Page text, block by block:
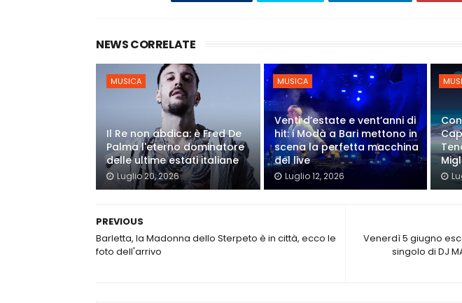
NEWS CORRELATE
MUSICA
Il Re non abdica: è Fred De
Palma l'eterno dominatore
delle ultime estati italiane
Luglio 20, 2026
MUSICA
Venti d’estate e vent’anni di
hit: i Modà a Bari mettono in
scena la perfetta macchina
del live
Luglio 12, 2026
Venerdì 5 giugno
singolo di DJ
PREVIOUS
Barletta, la Madonna dello Sterpeto è in città, ecco le
foto dell'arrivo